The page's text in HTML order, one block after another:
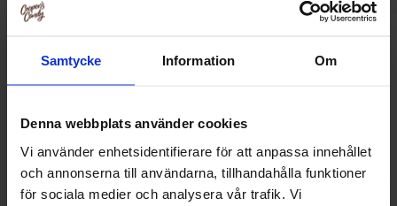
Samtycke Information Om
Denna webbplats använder cookies
Vi använder enhetsidentifierare för att anpassa innehållet
och annonserna till användarna, tillhandahålla funktioner
för sociala medier och analysera vår trafik. Vi
Muut pitivät